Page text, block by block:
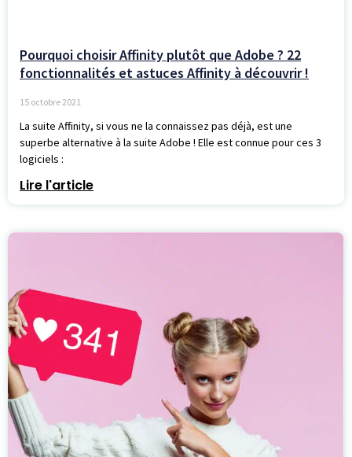
Pourquoi choisir Affinity plutôt que Adobe ? 22
fonctionnalités et astuces Affinity à découvrir !
15 octobre 2021
La suite Affinity, si vous ne la connaissez pas déjà, est une
superbe alternative à la suite Adobe ! Elle est connue pour ces 3
logiciels :
Lire l'article